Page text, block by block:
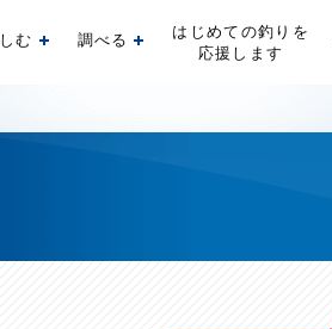
む 開く調べる 開く
はじめての釣りを
応援します